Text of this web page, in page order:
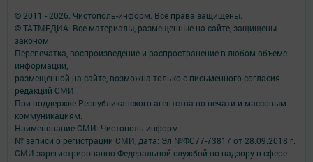
© 2011 - 2026. Чистополь-информ. Все права защищены.
© ТАТМЕДИА. Все материалы, размещенные на сайте, защищены
законом.
Перепечатка, воспроизведение и распространение в любом объеме
информации,
размещенной на сайте, возможна только с письменного согласия
редакций СМИ.
При поддержке Республиканского агентства по печати и массовым
коммуникациям.
Наименование СМИ: Чистополь-информ
№ записи о регистрации СМИ, дата: Эл №ФС77-73817 от 28.09.2018 г.
СМИ зарегистрированно Федеральной службой по надзору в сфере